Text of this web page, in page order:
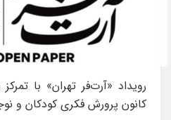
کانون پرورش فکری کودکان و